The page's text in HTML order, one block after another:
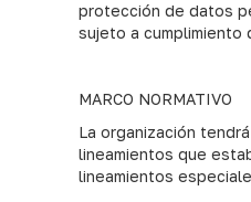
protección de datos
sujeto a cumplimiento
MARCO NORMATIVO
La organización
lineamientos que
lineamientos